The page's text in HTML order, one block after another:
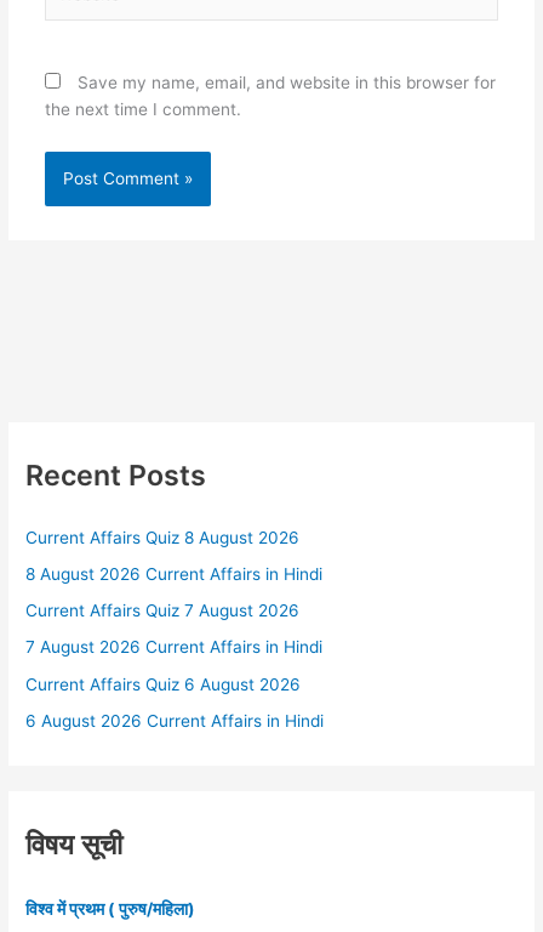
Save my name, email, and website in this browser for
the next time I comment.
Recent Posts
Current Affairs Quiz 8 August 2026
8 August 2026 Current Affairs in Hindi
Current Affairs Quiz 7 August 2026
7 August 2026 Current Affairs in Hindi
Current Affairs Quiz 6 August 2026
6 August 2026 Current Affairs in Hindi
विषय सूची
विश्व में प्रथम ( पुरुष/महिला)